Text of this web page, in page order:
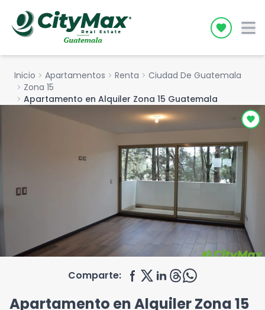
Icon
Inicio chevron_right Apartamentos chevron_right Renta chevron_right Ciudad De Guatemala
chevron_right Zona 15
chevron_right Apartamento en Alquiler Zona 15 Guatemala
Comparte:
Apartamento en Alquiler Zona 15